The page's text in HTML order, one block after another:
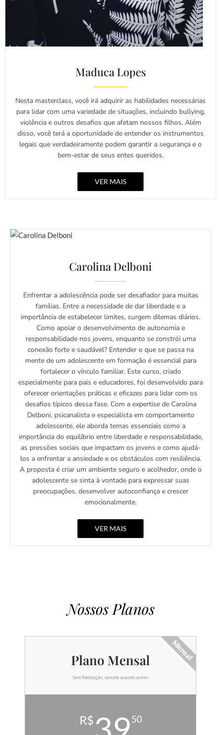
Maduca Lopes
Nesta masterclass, você irá adquirir as habilidades necessárias
para lidar com uma variedade de situações, incluindo bullying,
violência e outros desafios que afetam nossos filhos. Além
disso, você terá a oportunidade de entender os instrumentos
legais que verdadeiramente podem garantir a segurança e o
bem-estar de seus entes queridos.
VER MAIS
Carolina Delboni
Enfrentar a adolescência pode ser desafiador para muitas
famílias. Entre a necessidade de dar liberdade e a
importância de estabelecer limites, surgem dilemas diários.
Como apoiar o desenvolvimento de autonomia e
responsabilidade nos jovens, enquanto se constrói uma
conexão forte e saudável? Entender o que se passa na
mente de um adolescente em formação é essencial para
fortalecer o vínculo familiar. Este curso, criado
especialmente para pais e educadores, foi desenvolvido para
oferecer orientações práticas e eficazes para lidar com os
desafios típicos dessa fase. Com a expertise de Carolina
Delboni, psicanalista e especialista em comportamento
adolescente, ele aborda temas essenciais como a
importância do equilíbrio entre liberdade e responsabilidade,
as pressões sociais que impactam os jovens e como ajudá-
los a enfrentar a ansiedade e os obstáculos com resiliência.
A proposta é criar um ambiente seguro e acolhedor, onde o
adolescente se sinta à vontade para expressar suas
preocupações, desenvolver autoconfiança e crescer
emocionalmente.
VER MAIS
Nossos Planos
Plano Mensal
Sem fidelização, cancele quando quiser.
R$ 50
Mensal